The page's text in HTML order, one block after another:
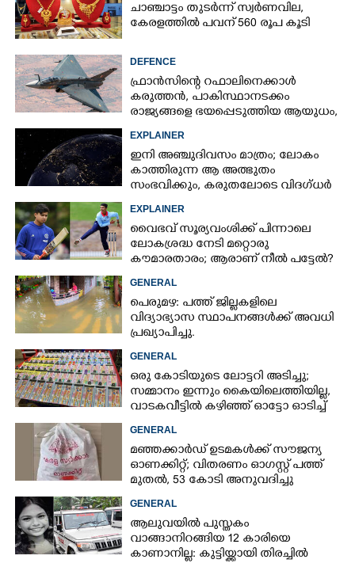
ചാഞ്ചാട്ടം തുടർന്ന് സ്വർണവില,
കേരളത്തിൽ പവന് 560 രൂപ കൂടി
DEFENCE
ഫ്രാൻസിന്റെ റഫാലിനെക്കാൾ
കരുത്തൻ,​ പാകിസ്ഥാനടക്കം
രാജ്യങ്ങളെ ഭയപ്പെടുത്തിയ ആയുധം,​
EXPLAINER
ഇനി അഞ്ചുദിവസം മാത്രം; ലോകം
കാത്തിരുന്ന ആ അത്ഭുതം
സംഭവിക്കും, കരുതലോടെ വിദഗ്ധർ
EXPLAINER
വൈഭവ് സൂര്യവംശിക്ക് പിന്നാലെ
ലോകശ്രദ്ധ നേടി മറ്റൊരു
കൗമാരതാരം; ആരാണ് നീൽ പട്ടേൽ?
GENERAL
പെരുമഴ: പത്ത് ജില്ലകളിലെ
വിദ്യാഭ്യാസ സ്ഥാപനങ്ങൾക്ക് അവധി
പ്രഖ്യാപിച്ചു.
GENERAL
ഒരു കോടിയുടെ ലോട്ടറി അടിച്ചു;
സമ്മാനം ഇന്നും കൈയിലെത്തിയില്ല,
വാടകവീട്ടിൽ കഴിഞ്ഞ് ഓട്ടോ ഓടിച്ച്
GENERAL
മഞ്ഞക്കാർഡ് ഉടമകൾക്ക് സൗജന്യ
ഓണക്കിറ്റ്; വിതരണം ഓഗസ്റ്റ് പത്ത്
മുതൽ, 53 കോടി അനുവദിച്ചു
GENERAL
ആലുവയിൽ പുസ്തകം
വാങ്ങാനിറങ്ങിയ 12 കാരിയെ
കാണാനില്ല: കുട്ടിയ്ക്കായി തിരച്ചിൽ
Share this link
Copy Link